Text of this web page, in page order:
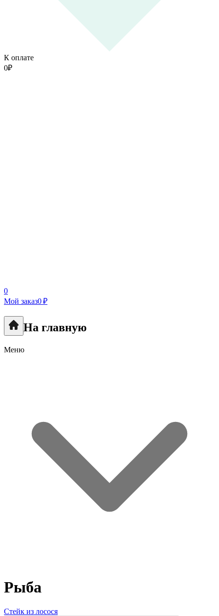
К оплате
0₽
0
Мой заказ0 ₽
На главную
Меню
Рыба
Стейк из лосося